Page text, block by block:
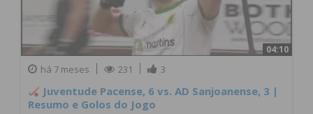
04:10
há 7 meses 231 3
Juventude Pacense, 6 vs. AD Sanjoanense, 3 |
Resumo e Golos do Jogo